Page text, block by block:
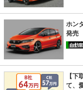
ホン
発売
【
て、